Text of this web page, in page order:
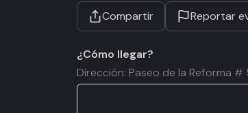
Compartir Reportar
¿Cómo llegar?
Dirección: Paseo de la Reforma #